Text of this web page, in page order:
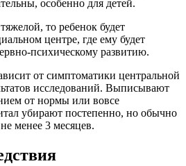
особенно для детей.
то ребенок будет
центре, где ему будет
психическому развитию.
от симптоматики центральной
исследований. Выписывают
от нормы или вовсе
убирают постепенно, но обычно
менее 3 месяцев.